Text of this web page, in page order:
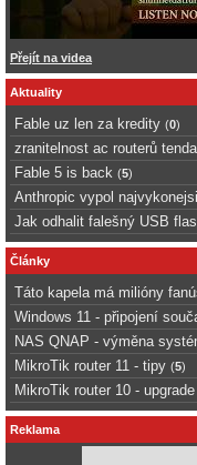
Přejít na videa
Aktuality
Fable uz len za kredity (0)
zranitelnost ac routerů tenda
Fable 5 is back (5)
Anthropic vypol
Jak odhalit falešný USB
Články
Táto kapela má milióny
Windows 11 - připojení
NAS QNAP - výměna
MikroTik router 11 - tipy (5)
MikroTik router 10 -
Reklama